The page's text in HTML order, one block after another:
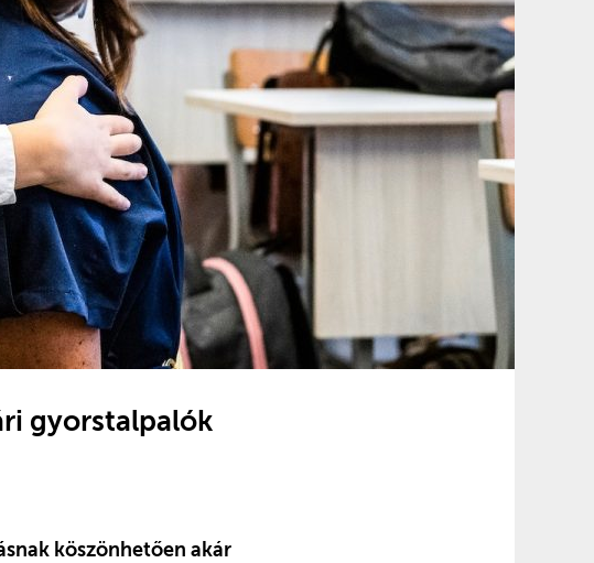
gyorstalpalók
köszönhetően akár